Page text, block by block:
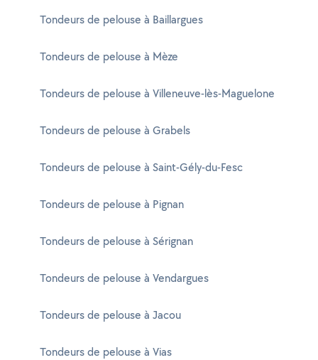
Tondeurs de pelouse à Baillargues
Tondeurs de pelouse à Mèze
Tondeurs de pelouse à Villeneuve-lès-Maguelone
Tondeurs de pelouse à Grabels
Tondeurs de pelouse à Saint-Gély-du-Fesc
Tondeurs de pelouse à Pignan
Tondeurs de pelouse à Sérignan
Tondeurs de pelouse à Vendargues
Tondeurs de pelouse à Jacou
Tondeurs de pelouse à Vias